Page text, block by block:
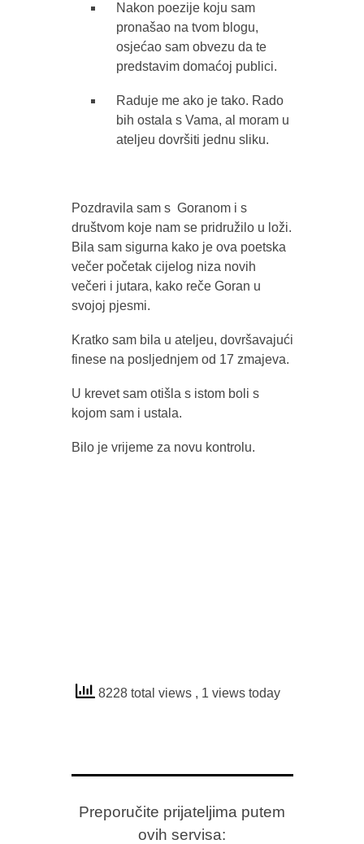
Nakon poezije koju sam
pronašao na tvom blogu,
osjećao sam obvezu da te
predstavim domaćoj publici.
Raduje me ako je tako. Rado
bih ostala s Vama, al moram u
ateljeu dovršiti jednu sliku.
Pozdravila sam s Goranom i s
društvom koje nam se pridružilo u loži.
Bila sam sigurna kako je ova poetska
večer početak cijelog niza novih
večeri i jutara, kako reče Goran u
svojoj pjesmi.
Kratko sam bila u ateljeu, dovršavajući
finese na posljednjem od 17 zmajeva.
U krevet sam otišla s istom boli s
kojom sam i ustala.
Bilo je vrijeme za novu kontrolu.
8228 total views , 1 views today
Preporučite prijateljima putem
ovih servisa: